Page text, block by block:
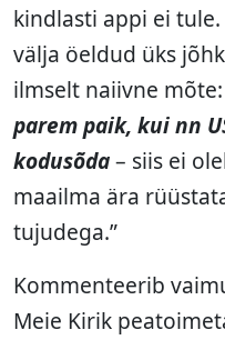
kindlasti appi ei
välja öeldud üks
ilmselt naiivne mõte:
parem paik, kui nn
kodusõda– siis ei
maailma ära
tujudega.”
Kommenteerib
Meie Kirik